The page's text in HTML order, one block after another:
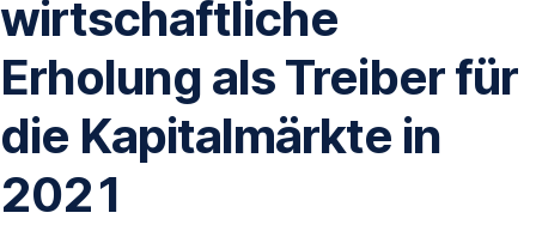
wirtschaftliche
Erholung als Treiber für
die Kapitalmärkte in
2021